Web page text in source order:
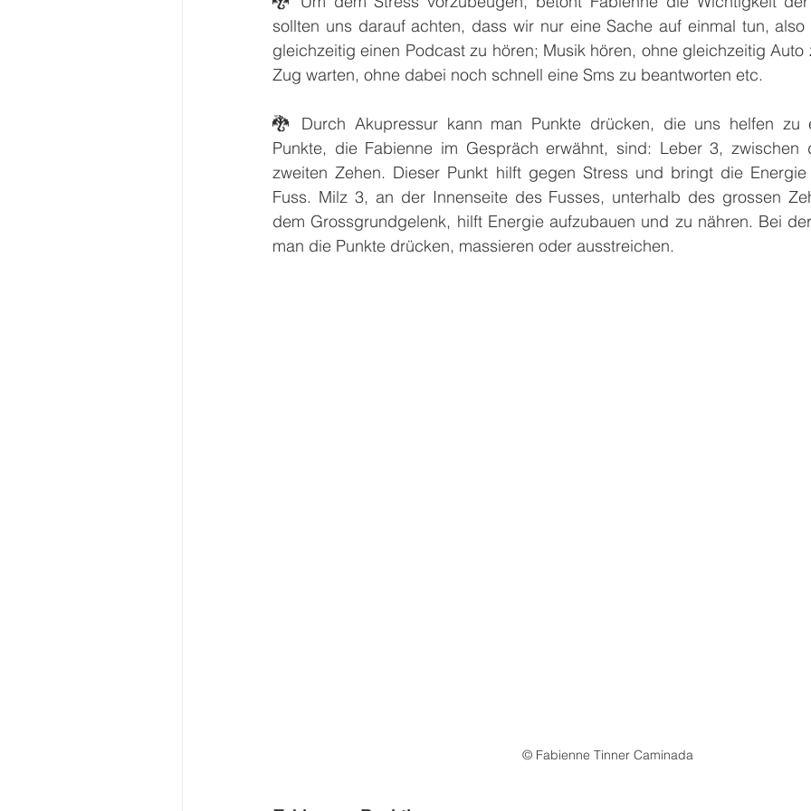
sollten uns darauf achten, dass wir nur eine Sache auf einmal tun,
gleichzeitig einen Podcast zu hören; Musik hören, ohne gleichzeitig Auto
Zug warten, ohne dabei noch schnell eine Sms zu beantworten etc.
🐉 Durch Akupressur kann man Punkte drücken, die uns helfen zu
Punkte, die Fabienne im Gespräch erwähnt, sind: Leber 3, zwischen
zweiten Zehen. Dieser Punkt hilft gegen Stress und bringt die
Fuss. Milz 3, an der Innenseite des Fusses, unterhalb des grossen
dem Grossgrundgelenk, hilft Energie aufzubauen und zu nähren. Bei
man die Punkte drücken, massieren oder ausstreichen.
© Fabienne Tinner Caminada